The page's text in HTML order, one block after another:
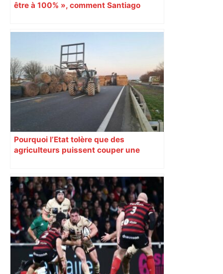
être à 100% », comment Santiago
Pourquoi l’Etat tolère que des
agriculteurs puissent couper une